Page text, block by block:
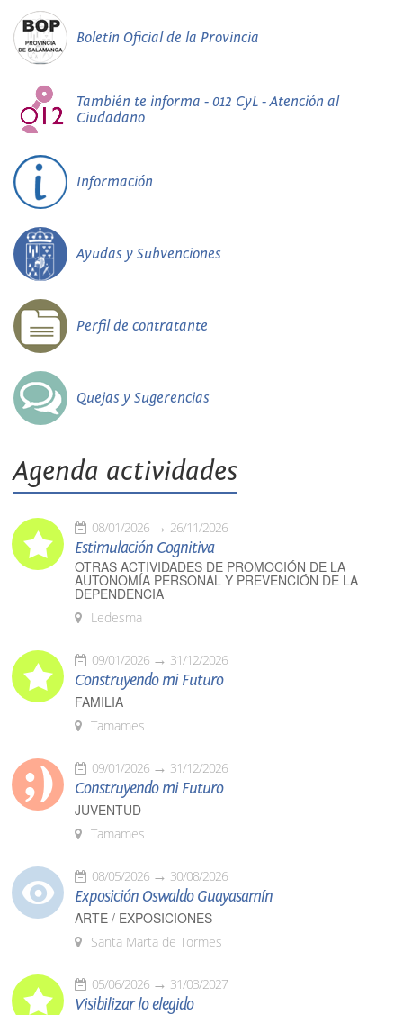
Boletín Oficial de la Provincia
También te informa - 012 CyL - Atención al
Ciudadano
Información
Ayudas y Subvenciones
Perfil de contratante
Quejas y Sugerencias
Agenda actividades
08/01/2026 26/11/2026
Estimulación Cognitiva
OTRAS ACTIVIDADES DE PROMOCIÓN DE LA
AUTONOMÍA PERSONAL Y PREVENCIÓN DE LA
DEPENDENCIA
Ledesma
09/01/2026 31/12/2026
Construyendo mi Futuro
FAMILIA
Tamames
09/01/2026 31/12/2026
Construyendo mi Futuro
JUVENTUD
Tamames
08/05/2026 30/08/2026
Exposición Oswaldo Guayasamín
ARTE / EXPOSICIONES
Santa Marta de Tormes
05/06/2026 31/03/2027
Visibilizar lo elegido